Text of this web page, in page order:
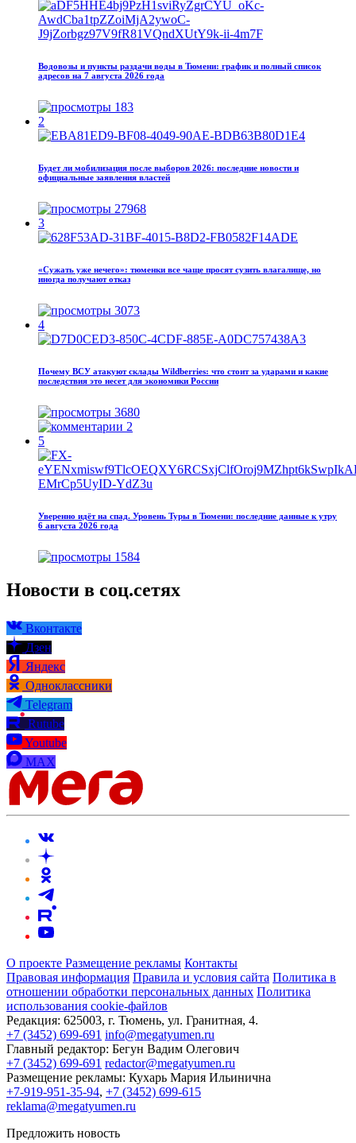
Водовозы и пункты раздачи воды в Тюмени: график и полный список
адресов на 7 августа 2026 года
183
2
Будет ли мобилизация после выборов 2026: последние новости и
официальные заявления властей
27968
3
«Сужать уже нечего»: тюменки все чаще просят сузить влагалище, но
иногда получают отказ
3073
4
Почему ВСУ атакуют склады Wildberries: что стоит за ударами и какие
последствия это несет для экономики России
3680
2
5
Уверенно идёт на спад. Уровень Туры в Тюмени: последние данные к утру
6 августа 2026 года
1584
Новости в соц.сетях
Вконтакте
Дзен
Яндекс
Одноклассники
Telegram
Rutube
Youtube
MAX
О проекте Размещение рекламы Контакты
Правовая информация Правила и условия сайта Политика в
отношении обработки персональных данных Политика
использования cookie-файлов
Редакция: 625003, г. Тюмень, ул. Гранитная, 4.
+7 (3452) 699-691 info@megatyumen.ru
Главный редактор: Бегун Вадим Олегович
+7 (3452) 699-691 redactor@megatyumen.ru
Размещение рекламы: Кухарь Мария Ильинична
+7-919-951-35-94, +7 (3452) 699-615
reklama@megatyumen.ru
Предложить новость